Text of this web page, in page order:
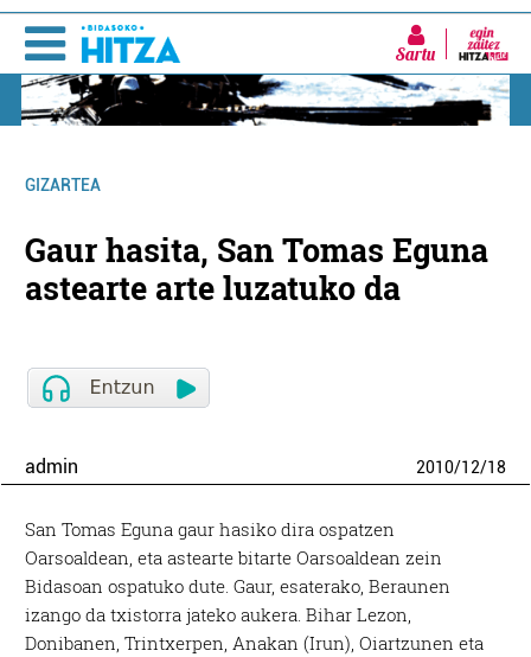
Sartu
GIZARTEA
Gaur hasita, San Tomas Eguna
astearte arte luzatuko da
admin 2010/12/18
San Tomas Eguna gaur hasiko dira ospatzen
Oarsoaldean, eta astearte bitarte Oarsoaldean zein
Bidasoan ospatuko dute. Gaur, esaterako, Beraunen
izango da txistorra jateko aukera. Bihar Lezon,
Donibanen, Trintxerpen, Anakan (Irun), Oiartzunen eta